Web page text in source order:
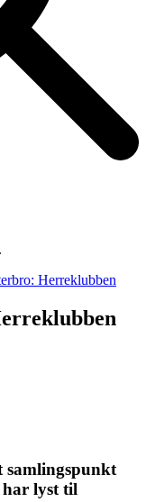
Herreklubben
samlingspunkt
har lyst til